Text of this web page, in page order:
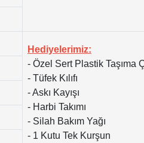
Hediyelerimiz:
- Özel Sert Plastik Taşıma
- Tüfek Kılıfı
- Askı Kayışı
- Harbi Takımı
- Silah Bakım Yağı
- 1 Kutu Tek Kurşun